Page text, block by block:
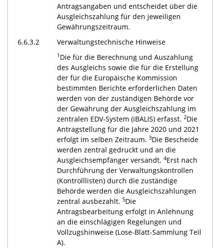
Antragsangaben und entscheidet über die
Ausgleichszahlung für den jeweiligen
Gewährungszeitraum.
6.6.3.2
Verwaltungstechnische Hinweise
1 Die für die Berechnung und Auszahlung
des Ausgleichs sowie die für die Erstellung
der für die Europäische Kommission
bestimmten Berichte erforderlichen Daten
werden von der zuständigen Behörde vor
der Gewährung der Ausgleichszahlung im
zentralen EDV-System (iBALIS) erfasst. 2Die
Antragstellung für die Jahre 2020 und 2021
erfolgt im selben Zeitraum. 3Die Bescheide
werden zentral gedruckt und an die
Ausgleichsempfänger versandt. 4Erst nach
Durchführung der Verwaltungskontrollen
(Kontrolllisten) durch die zuständige
Behörde werden die Ausgleichszahlungen
zentral ausbezahlt. 5Die
Antragsbearbeitung erfolgt in Anlehnung
an die einschlägigen Regelungen und
Vollzugshinweise (Lose-Blatt-Sammlung Teil
A).